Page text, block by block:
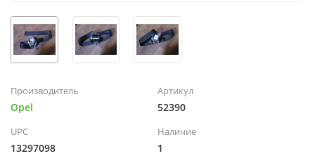
Производитель
Opel
Артикул
52390
UPC
13297098
Наличие
1